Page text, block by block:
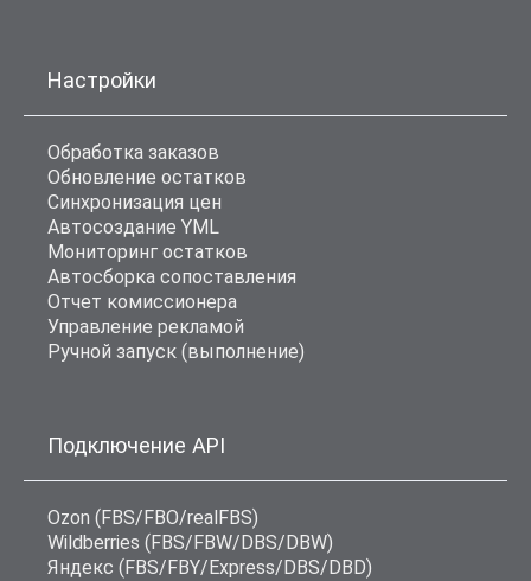
Настройки
Обработка заказов
Обновление остатков
Синхронизация цен
Автосоздание YML
Мониторинг остатков
Автосборка сопоставления
Отчет комиссионера
Управление рекламой
Ручной запуск (выполнение)
Подключение API
Ozon (FBS/FBO/realFBS)
Wildberries (FBS/FBW/DBS/DBW)
Яндекс (FBS/FBY/Express/DBS/DBD)